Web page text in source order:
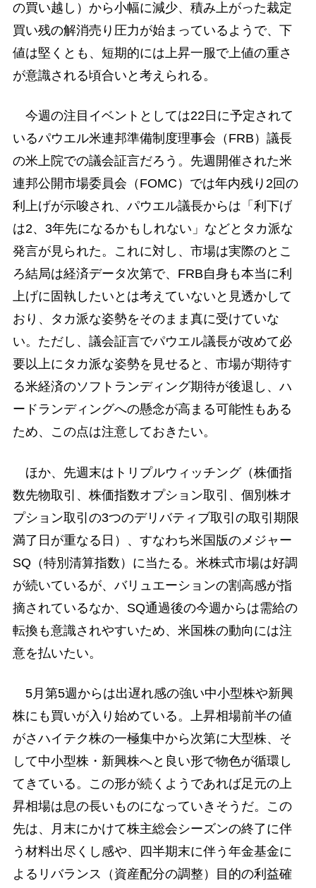
の買い越し）から小幅に減少、積み上がった裁定
買い残の解消売り圧力が始まっているようで、下
値は堅くとも、短期的には上昇一服で上値の重さ
が意識される頃合いと考えられる。
今週の注目イベントとしては22日に予定されて
いるパウエル米連邦準備制度理事会（FRB）議長
の米上院での議会証言だろう。先週開催された米
連邦公開市場委員会（FOMC）では年内残り2回の
利上げが示唆され、パウエル議長からは「利下げ
は2、3年先になるかもしれない」などとタカ派な
発言が見られた。これに対し、市場は実際のとこ
ろ結局は経済データ次第で、FRB自身も本当に利
上げに固執したいとは考えていないと見透かして
おり、タカ派な姿勢をそのまま真に受けていな
い。ただし、議会証言でパウエル議長が改めて必
要以上にタカ派な姿勢を見せると、市場が期待す
る米経済のソフトランディング期待が後退し、ハ
ードランディングへの懸念が高まる可能性もある
ため、この点は注意しておきたい。
ほか、先週末はトリプルウィッチング（株価指
数先物取引、株価指数オプション取引、個別株オ
プション取引の3つのデリバティブ取引の取引期限
満了日が重なる日）、すなわち米国版のメジャー
SQ（特別清算指数）に当たる。米株式市場は好調
が続いているが、バリュエーションの割高感が指
摘されているなか、SQ通過後の今週からは需給の
転換も意識されやすいため、米国株の動向には注
意を払いたい。
5月第5週からは出遅れ感の強い中小型株や新興
株にも買いが入り始めている。上昇相場前半の値
がさハイテク株の一極集中から次第に大型株、そ
して中小型株・新興株へと良い形で物色が循環し
てきている。この形が続くようであれば足元の上
昇相場は息の長いものになっていきそうだ。この
先は、月末にかけて株主総会シーズンの終了に伴
う材料出尽くし感や、四半期末に伴う年金基金に
よるリバランス（資産配分の調整）目的の利益確